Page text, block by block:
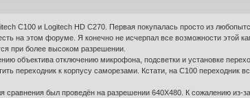
C100 и Logitech HD C270. Первая покупалась просто из
на этом форуме. Я конечно не исчерпал все возможности этой
при более высоком разрешении.
объектива отключению микрофона, подсветки и установке
переходник к корпусу саморезами. Кстати, на С100
сравнения был проведён на разрешении 640Х480. К сожалению из-